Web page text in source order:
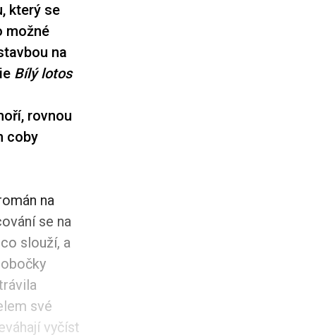
který se
možné
na
Bílý lotos
rovnou
coby
na
se na
slouží, a
své
vyčíst